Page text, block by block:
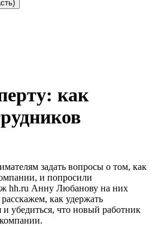
как
задать вопросы о том, как
и попросили
hh.ru Анну Любанову на них
как удержать
и убедиться, что новый работник